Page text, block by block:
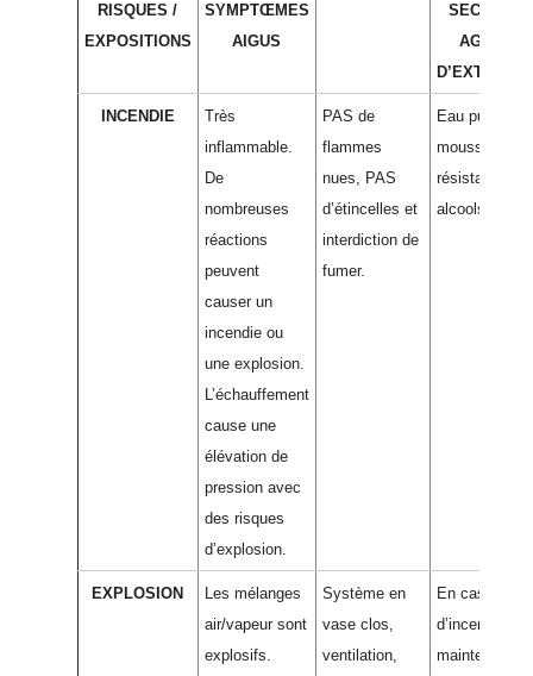
RISQUES /
EXPOSITIONS
SYMPTŒMES
AIGUS
SECOURS /
AGENTS
INCENDIE
Très
inflammable.
De
nombreuses
réactions
peuvent
causer un
incendie ou
une explosion.
L’échauffement
cause une
élévation de
pression avec
des risques
d’explosion.
PAS de
flammes
nues, PAS
d’étincelles et
interdiction de
fumer.
Eau
mousse
résistant aux
alcools.
EXPLOSION
Les mélanges
air/vapeur sont
explosifs.
Système en
vase clos,
ventilation,
En cas
d’incendie :
maintenir les